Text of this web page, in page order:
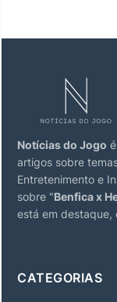
Notícias do Jogo
artigos sobre
Entretenimento e
sobre "Benfica x
está em destaque,
CATEGORIAS